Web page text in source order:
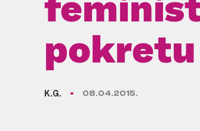
pokretu
K.G. 08.04.2015.